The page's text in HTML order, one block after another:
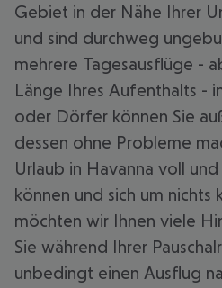
Gebiet in der Nähe Ihrer
und sind durchweg
mehrere Tagesausflüge -
Länge Ihres Aufenthalts -
oder Dörfer können Sie
dessen ohne Probleme
Urlaub in Havanna voll
können und sich um nichts
möchten wir Ihnen viele
Sie während Ihrer
unbedingt einen Ausflug